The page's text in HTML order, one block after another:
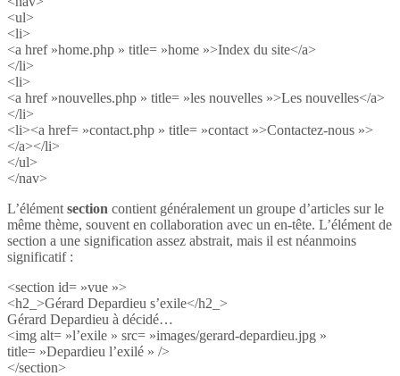
<ul>
<li>
<a href »home.php » title= »home »>Index du site</a>
</li>
<li>
<a href »nouvelles.php » title= »les nouvelles »>Les nouvelles</a>
</li>
<li><a href= »contact.php » title= »contact »>Contactez-nous »>
</a></li>
</ul>
</nav>
L’élément section contient généralement un groupe d’articles sur le
même thème, souvent en collaboration avec un en-tête. L’élément de
section a une signification assez abstrait, mais il est néanmoins
significatif :
<section id= »vue »>
<h2_>Gérard Depardieu s’exile</h2_>
Gérard Depardieu à décidé…
<img alt= »l’exile » src= »images/gerard-depardieu.jpg »
title= »Depardieu l’exilé » />
</section>